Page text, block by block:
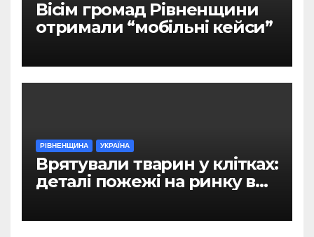
Вісім громад Рівненщини
отримали “мобільні кейси”
РІВНЕНЩИНА УКРАЇНА
Врятували тварин у клітках:
деталі пожежі на ринку в